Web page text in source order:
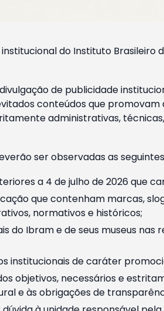
do Instituto
de publicidade
conteúdos que
administrativas,
ser observadas as
a 4 de julho de 2026 que
que contenham marcas,
normativos e históricos;
Ibram e de seus museus nas
institucionais de caráter
objetivos, necessários e
e às obrigações de